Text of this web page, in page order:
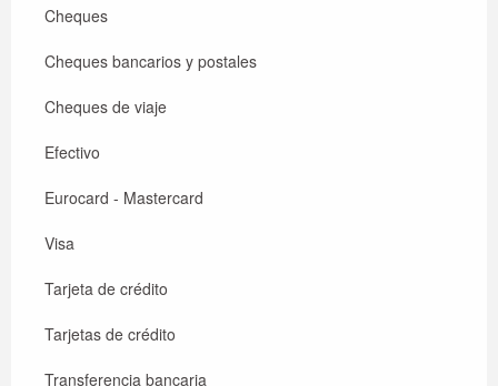
Cheques
Cheques bancarios y postales
Cheques de viaje
Efectivo
Eurocard - Mastercard
Visa
Tarjeta de crédito
Tarjetas de crédito
Transferencia bancaria